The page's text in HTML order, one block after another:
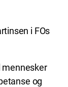
i FOs
mennesker
og